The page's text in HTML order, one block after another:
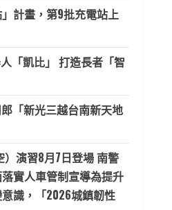
計畫，第9批充電站上
「凱比」 打造長者「智
郎「新光三越台南新天地
演習8月7日登場 南警
實人車管制宣導為提升
識，「2026城鎮韌性